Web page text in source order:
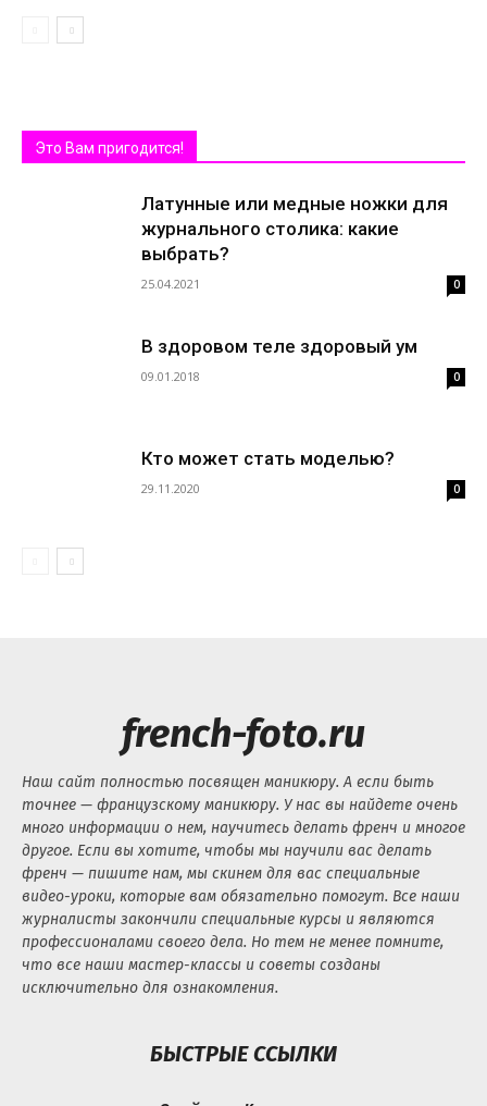
Это Вам пригодится!
Латунные или медные ножки для
журнального столика: какие
выбрать?
25.04.2021 0
В здоровом теле здоровый ум
09.01.2018 0
Кто может стать моделью?
29.11.2020 0
french-foto.ru
Наш сайт полностью посвящен маникюру. А если быть
точнее — французскому маникюру. У нас вы найдете очень
много информации о нем, научитесь делать френч и многое
другое. Если вы хотите, чтобы мы научили вас делать
френч — пишите нам, мы скинем для вас специальные
видео-уроки, которые вам обязательно помогут. Все наши
журналисты закончили специальные курсы и являются
профессионалами своего дела. Но тем не менее помните,
что все наши мастер-классы и советы созданы
исключительно для ознакомления.
БЫСТРЫЕ ССЫЛКИ